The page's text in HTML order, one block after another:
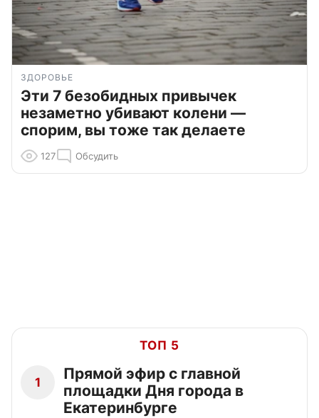
ЗДОРОВЬЕ
Эти 7 безобидных привычек
незаметно убивают колени —
спорим, вы тоже так делаете
127 Обсудить
ТОП 5
1
Прямой эфир с главной
площадки Дня города в
Екатеринбурге